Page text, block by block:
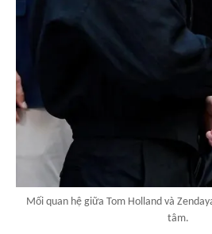
Mối quan hệ giữa Tom Holland và
tâm.